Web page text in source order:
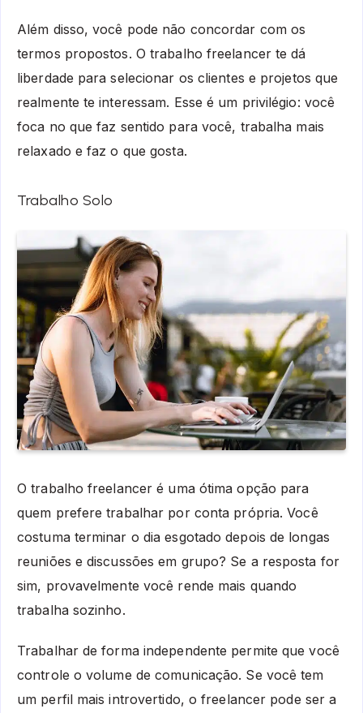
Além disso, você pode não concordar com os
termos propostos. O trabalho freelancer te dá
liberdade para selecionar os clientes e projetos que
realmente te interessam. Esse é um privilégio: você
foca no que faz sentido para você, trabalha mais
relaxado e faz o que gosta.
Trabalho Solo
O trabalho freelancer é uma ótima opção para
quem prefere trabalhar por conta própria. Você
costuma terminar o dia esgotado depois de longas
reuniões e discussões em grupo? Se a resposta for
sim, provavelmente você rende mais quando
trabalha sozinho.
Trabalhar de forma independente permite que você
controle o volume de comunicação. Se você tem
um perfil mais introvertido, o freelancer pode ser a